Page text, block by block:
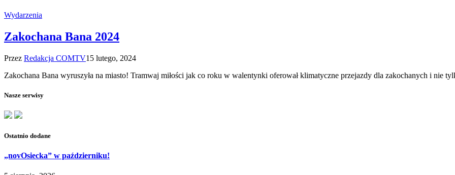
Wydarzenia
Zakochana Bana 2024
Przez Redakcja COMTV15 lutego, 2024
Zakochana Bana wyruszyła na miasto! Tramwaj miłości jak co roku w walentynki oferował klimatyczne przejazdy dla zakochanych i nie
Nasze serwisy
Ostatnio dodane
„novOsiecka” w październiku!